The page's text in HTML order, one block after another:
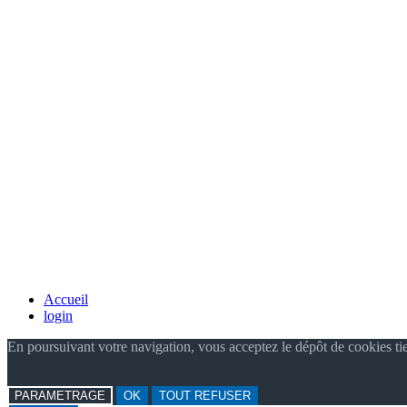
Accueil
login
En poursuivant votre navigation, vous acceptez le dépôt de cookies
PARAMETRAGE OK
TOUT REFUSER